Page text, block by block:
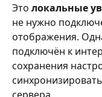
Это локальные
не нужно
отображения.
подключён к
сохранения